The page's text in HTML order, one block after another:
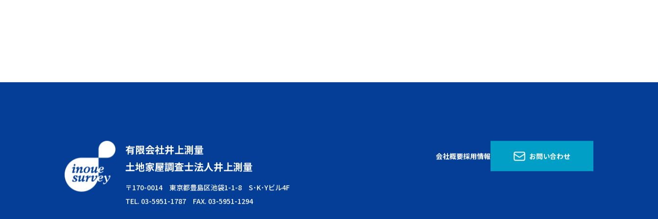
有限会社井上測量
土地家屋調査士法人井上測量
〒170-0014 東京都豊島区池袋1-1-8 S･K･Yビル4F
TEL. 03-5951-1787 FAX. 03-5951-1294
会社概要採用情報 お問い合わせ